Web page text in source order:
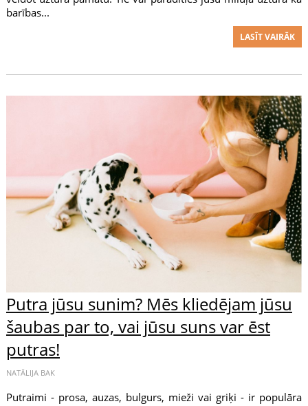
barības...
LASĪT VAIRĀK
Putra jūsu sunim? Mēs kliedējam jūsu
šaubas par to, vai jūsu suns var ēst
putras!
NATĀLIJA BAK
Putraimi - prosa, auzas, bulgurs, mieži vai griķi - ir populāra